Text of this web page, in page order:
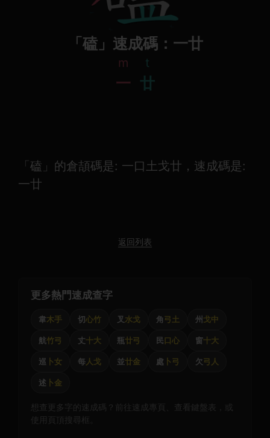
「磕」速成碼：一廿
m
一
t
廿
「磕」的倉頡碼是: 一口土戈廿，速成碼是:
一廿
返回列表
更多熱門速成查字
韋木手 切心竹 叉 水戈 角弓土 州 戈中
航竹弓 丈十大 瓶廿弓 民口心 窗十大
巡 卜女 每人戈 並廿金 處 卜弓 欠弓人
述 卜金
想查更多字的速成碼？前往速成專頁、查看鍵盤表，或
使用頁頂搜尋框。